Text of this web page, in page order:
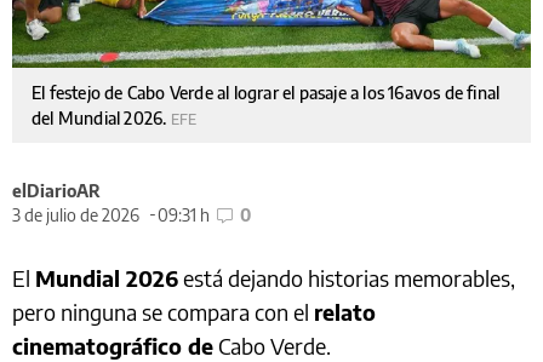
El festejo de Cabo Verde al lograr el pasaje a los 16avos de final
del Mundial 2026. EFE
elDiarioAR
3 de julio de 2026
09:31 h 0
El Mundial 2026está dejando historias memorables,
pero ninguna se compara con el relato
cinematográfico de Cabo Verde.